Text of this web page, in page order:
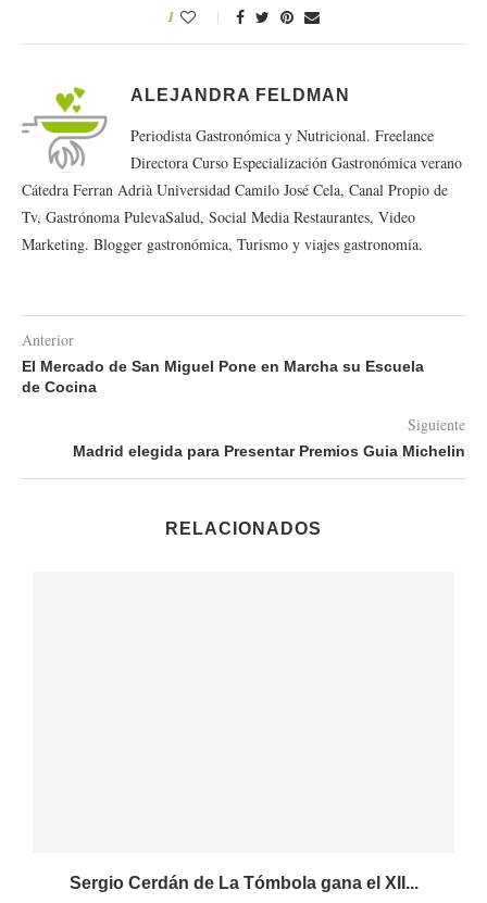
1
ALEJANDRA FELDMAN
Periodista Gastronómica y Nutricional. Freelance
Directora Curso Especialización Gastronómica verano
Cátedra Ferran Adrià Universidad Camilo José Cela, Canal Propio de
Tv, Gastrónoma PulevaSalud, Social Media Restaurantes, Video
Marketing. Blogger gastronómica, Turismo y viajes gastronomía.
Anterior
El Mercado de San Miguel Pone en Marcha su Escuela
de Cocina
Siguiente
Madrid elegida para Presentar Premios Guia Michelin
RELACIONADOS
Sergio Cerdán de La Tómbola gana el XII...